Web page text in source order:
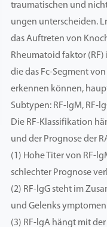
traumatischen und
ungen unterscheiden.
das Auftreten von
Rheumatoid faktor
die das Fc-Segment
erkennen können,
Subtypen: RF-lgM, RF-
Die RF-Klassifikation
und der Prognose der
(1) Hohe Titer von RF-
schlechter Prognose
(2) RF-lgG steht im
und Gelenks
(3) RF-lgA hängt mit